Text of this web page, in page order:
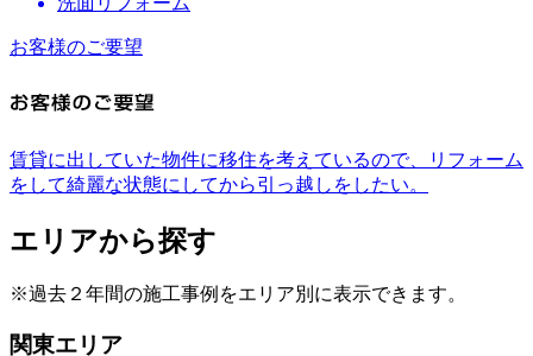
お客様のご要望
賃貸に出していた物件に移住を考えているので、リフォーム
をして綺麗な状態にしてから引っ越しをしたい。
エリアから探す
※過去２年間の施工事例をエリア別に表示できます。
関東エリア